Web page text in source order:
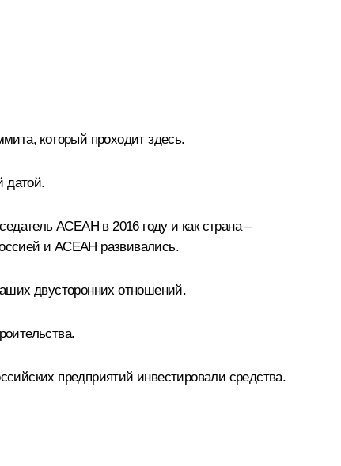
который проходит здесь.
датой.
АСЕАН в 2016 году и как страна –
и АСЕАН развивались.
двусторонних отношений.
предприятий инвестировали средства.